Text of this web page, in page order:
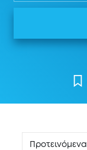
Προτεινόμενα